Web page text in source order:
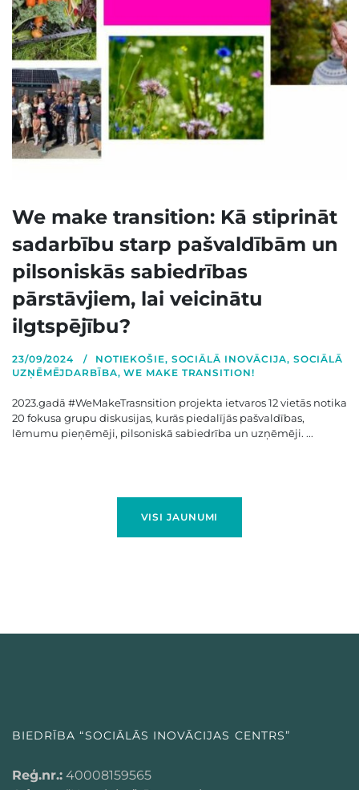
We make transition: Kā stiprināt
sadarbību starp pašvaldībām un
pilsoniskās sabiedrības
pārstāvjiem, lai veicinātu
ilgtspējību?
23/09/2024 NOTIEKOŠIE, SOCIĀLĀ INOVĀCIJA, SOCIĀLĀ
UZŅĒMĒJDARBĪBA,WE MAKE TRANSITION!
2023.gadā #WeMakeTrasnsition projekta ietvaros 12 vietās notika
20 fokusa grupu diskusijas, kurās piedalījās pašvaldības,
lēmumu pieņēmēji, pilsoniskā sabiedrība un uzņēmēji. ...
VISI JAUNUMI
BIEDRĪBA “SOCIĀLĀS INOVĀCIJAS CENTRS”
Reģ.nr.: 40008159565